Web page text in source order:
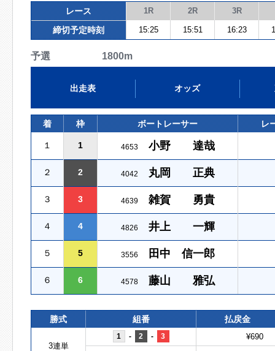
レース 1R 2R 3R
締切予定時刻 15:25 15:51 16:23
予選 1800m
出走表 オッズ
着 枠 ボートレーサー レ
１ 1 4653 小野 達哉
２ 2 4042 丸岡 正典
３ 3 4639 雑賀 勇貴
４ 4 4826 井上 一輝
５ 5 3556 田中 信一郎
６ 6 4578 藤山 雅弘
勝式 組番 払戻金
3連単
1 - 2 - 3 ¥690